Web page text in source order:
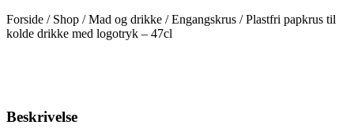
Forside / Shop /Mad og drikke /Engangskrus /Plastfri papkrus til
kolde drikke med logotryk – 47cl
Beskrivelse